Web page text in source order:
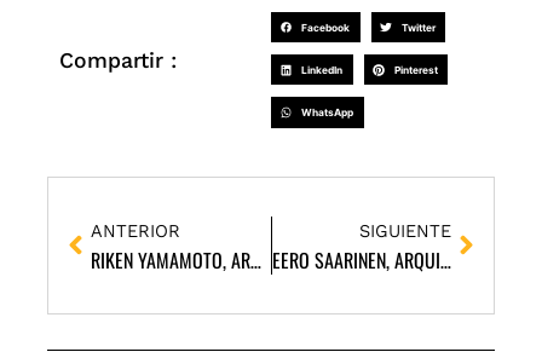
Compartir :
Facebook Twitter
LinkedIn Pinterest
WhatsApp
Ant
ANTERIOR
RIKEN YAMAMOTO, ARQUITECTO
SIGUIENTE
EERO SAARINEN, ARQUITECTO